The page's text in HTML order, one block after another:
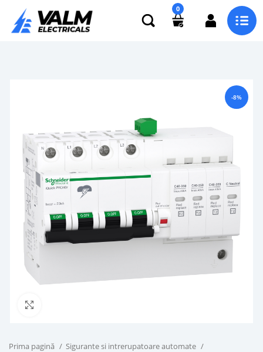
0
-8%
Prima pagină
Sigurante si intrerupatoare automate